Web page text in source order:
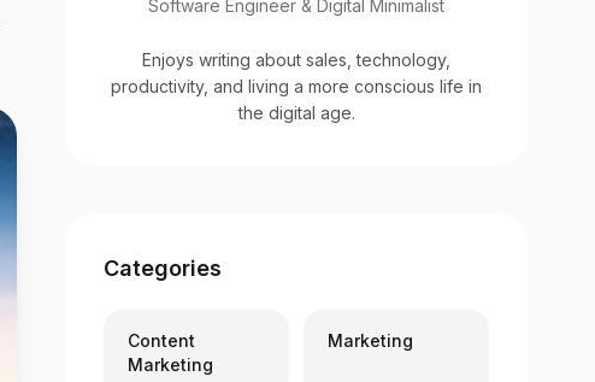
Software Engineer & Digital Minimalist
Enjoys writing about sales, technology,
productivity, and living a more conscious life in
the digital age.
Categories
Content
Marketing
Marketing